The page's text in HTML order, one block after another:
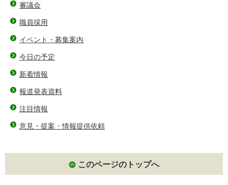
審議会
職員採用
イベント・募集案内
今日の予定
新着情報
報道発表資料
注目情報
意見・提案・情報提供依頼
このページのトップへ